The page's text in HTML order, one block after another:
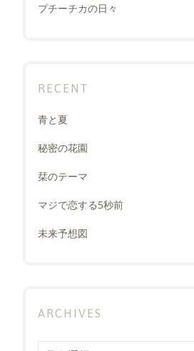
プチーチカの日々
RECENT
青と夏
秘密の花園
栞のテーマ
マジで恋する5秒前
未来予想図
ARCHIVES
Archives